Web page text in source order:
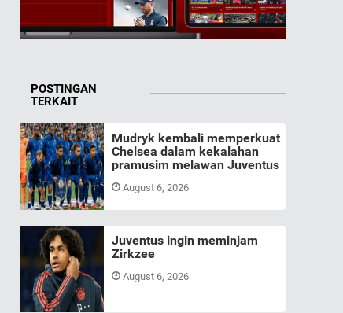
POSTINGAN
TERKAIT
Mudryk kembali memperkuat
Chelsea dalam kekalahan
pramusim melawan Juventus
August 6, 2026
Juventus ingin meminjam
Zirkzee
August 6, 2026